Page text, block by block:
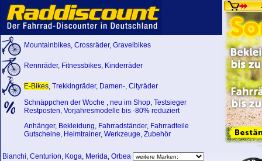
Mountainbikes, Crossräder, Gravelbikes
Rennräder, Fitnessbikes, Kinderräder
E-Bikes, Trekkingräder, Damen-, Cityräder
Schnäppchen der Woche , neu im Shop, Testsieger
Restposten, Vorjahresmodelle bis -80% reduziert
Anhänger, Bekleidung, Fahrradständer, Fahrradteile
Gutscheine, Heimtrainer, Werkzeuge, Zubehör
Bianchi, Centurion, Koga, Merida, Orbea